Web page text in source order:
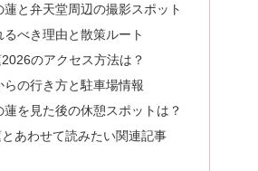
蓮と弁天堂周辺の撮影スポット
るべき理由と散策ルート
のアクセス方法は？
らの行き方と駐車場情報
蓮を見た後の休憩スポットは？
あわせて読みたい関連記事